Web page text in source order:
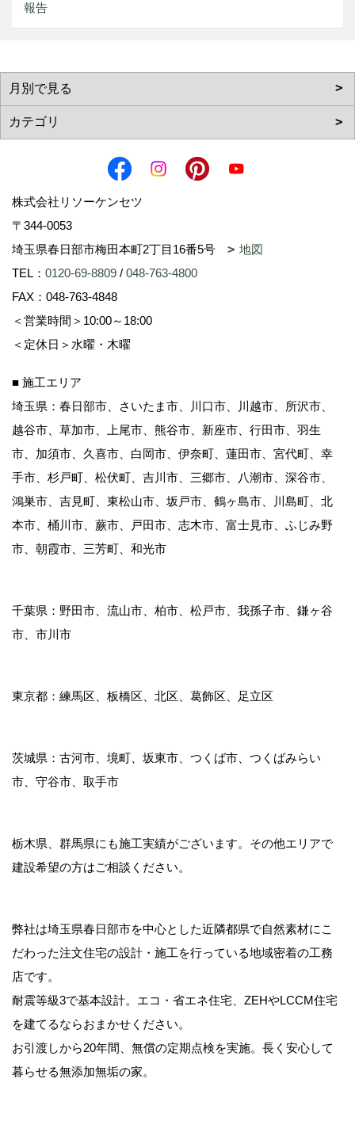
報告
株式会社リソーケンセツ
〒344-0053
埼玉県春日部市梅田本町2丁目16番5号
地図
TEL： 0120-69-8809 / 048-763-4800
FAX：048-763-4848
＜営業時間＞10:00～18:00
＜定休日＞水曜・木曜
■ 施工エリア
埼玉県：春日部市、さいたま市、川口市、川越市、所沢市、
越谷市、草加市、上尾市、熊谷市、新座市、行田市、羽生
市、加須市、久喜市、白岡市、伊奈町、蓮田市、宮代町、幸
手市、杉戸町、松伏町、吉川市、三郷市、八潮市、深谷市、
鴻巣市、吉見町、東松山市、坂戸市、鶴ヶ島市、川島町、北
本市、桶川市、蕨市、戸田市、志木市、富士見市、ふじみ野
市、朝霞市、三芳町、和光市
千葉県：野田市、流山市、柏市、松戸市、我孫子市、鎌ヶ谷
市、市川市
東京都：練馬区、板橋区、北区、葛飾区、足立区
茨城県：古河市、境町、坂東市、つくば市、つくばみらい
市、守谷市、取手市
栃木県、群馬県にも施工実績がございます。その他エリアで
建設希望の方はご相談ください。
弊社は埼玉県春日部市を中心とした近隣都県で自然素材にこ
だわった注文住宅の設計・施工を行っている地域密着の工務
店です。
耐震等級3で基本設計。エコ・省エネ住宅、ZEHやLCCM住宅
を建てるならおまかせください。
お引渡しから20年間、無償の定期点検を実施。長く安心して
暮らせる無添加無垢の家。